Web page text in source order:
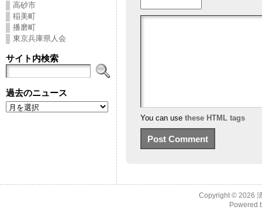
高砂市
稲美町
播磨町
東京兵庫県人会
サイト内検索
過去のニュース
You can use these HTML tags
Copyright © 2026
Powered